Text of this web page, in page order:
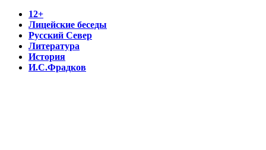
12+
Лицейские беседы
Русский Север
Литература
История
И.С.Фрадков